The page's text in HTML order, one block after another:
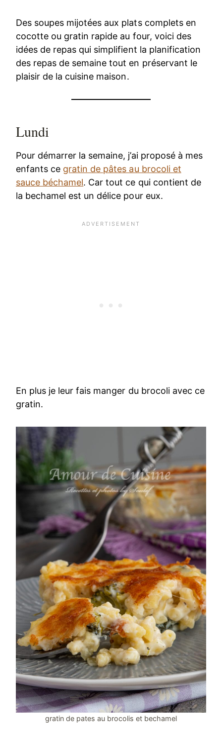
Des soupes mijotées aux plats complets en
cocotte ou gratin rapide au four, voici des
idées de repas qui simplifient la planification
des repas de semaine tout en préservant le
plaisir de la cuisine maison.
Lundi
Pour démarrer la semaine, j’ai proposé à mes
enfants ce gratin de pâtes au brocoli et
sauce béchamel. Car tout ce qui contient de
la bechamel est un délice pour eux.
En plus je leur fais manger du brocoli avec ce
gratin.
gratin de pates au brocolis et bechamel